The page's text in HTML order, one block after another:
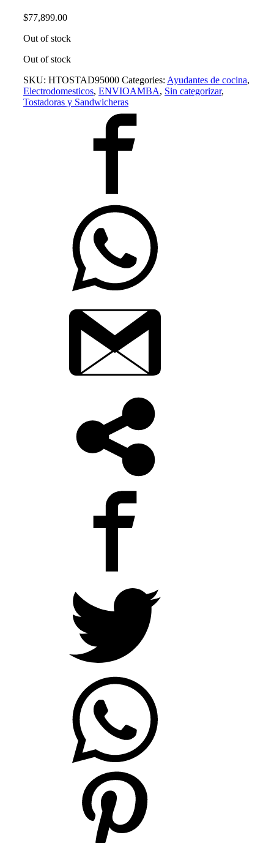
$77,899.00
Out of stock
Out of stock
SKU: HTOSTAD95000 Categories: Ayudantes de cocina,
Electrodomesticos, ENVIOAMBA, Sin categorizar,
Tostadoras y Sandwicheras